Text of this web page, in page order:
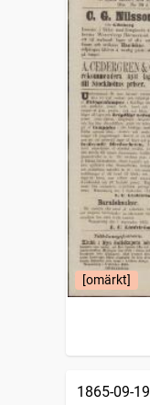
[omärkt]
1865-09-19